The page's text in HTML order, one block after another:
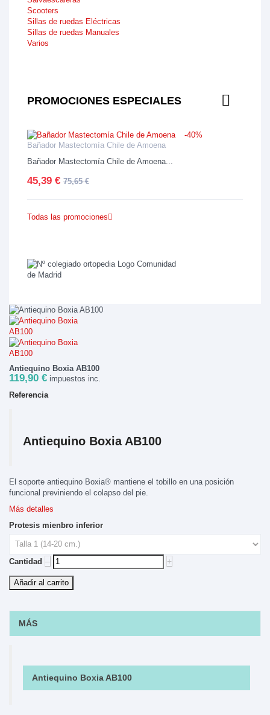
Scooters
Sillas de ruedas Eléctricas
Sillas de ruedas Manuales
Varios
PROMOCIONES ESPECIALES
-40%
Bañador Mastectomía Chile de Amoena
Bañador Mastectomía Chile de Amoena...
45,39 € 75,65 €
Todas las promociones
Antiequino Boxia AB100
119,90 € impuestos inc.
Referencia
Antiequino Boxia AB100
El soporte antiequino Boxia® mantiene el tobillo en una posición
funcional previniendo el colapso del pie.
Más detalles
Protesis mienbro inferior
Cantidad ‒ +
Añadir al carrito
MÁS
Antiequino Boxia AB100